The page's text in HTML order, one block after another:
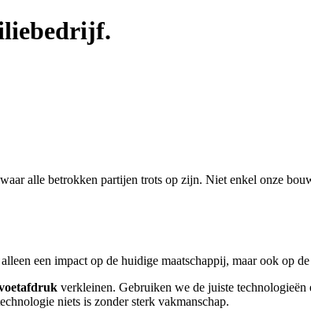
alle betrokken partijen trots op zijn. Niet enkel onze
een impact op de huidige maatschappij, maar ook op
verkleinen. Gebruiken we de juiste technologieën
niets is zonder sterk vakmanschap.